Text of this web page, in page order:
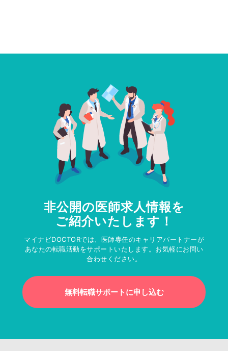
非公開の医師求人情報を
ご紹介いたします！
マイナビDOCTORでは、医師専任のキャリアパートナーが
あなたの転職活動をサポートいたします。お気軽にお問い
合わせください。
無料転職サポートに申し込む